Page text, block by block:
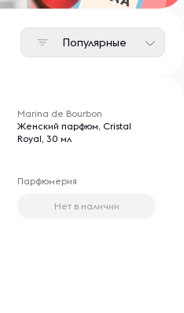
Популярные
Marina de Bourbon
Женский парфюм, Cristal
Royal, 30 мл
Парфюмерия
Нет в наличии